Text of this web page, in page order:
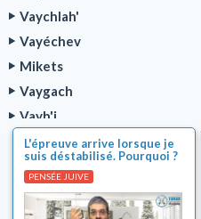
Vaychlah'
Vayéchev
Mikets
Vaygach
Vayh'i
Série Parnassa TOVA
Cours sur la Paracha de la
Sujets brûlants de
Machia'h et fin des temps
L'épreuve arrive lorsque je
suis déstabilisé. Pourquoi ?
PENSÉE JUIVE